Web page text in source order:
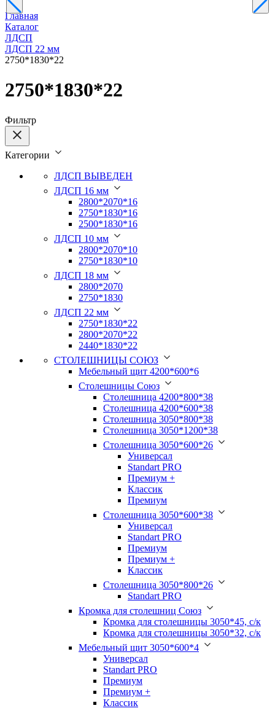
Главная
Каталог
ЛДСП
ЛДСП 22 мм
2750*1830*22
2750*1830*22
Фильтр
Категории
ЛДСП ВЫВЕДЕН
ЛДСП 16 мм
2800*2070*16
2750*1830*16
2500*1830*16
ЛДСП 10 мм
2800*2070*10
2750*1830*10
ЛДСП 18 мм
2800*2070
2750*1830
ЛДСП 22 мм
2750*1830*22
2800*2070*22
2440*1830*22
СТОЛЕШНИЦЫ СОЮЗ
Мебельный щит 4200*600*6
Столешницы Союз
Столешница 4200*800*38
Столешница 4200*600*38
Столешница 3050*800*38
Столешница 3050*1200*38
Столешница 3050*600*26
Универсал
Standart PRO
Премиум +
Классик
Премиум
Столешница 3050*600*38
Универсал
Standart PRO
Премиум
Премиум +
Классик
Столешница 3050*800*26
Standart PRO
Кромка для столешниц Союз
Кромка для столешницы 3050*45, с/к
Кромка для столешницы 3050*32, с/к
Мебельный щит 3050*600*4
Универсал
Standart PRO
Премиум
Премиум +
Классик